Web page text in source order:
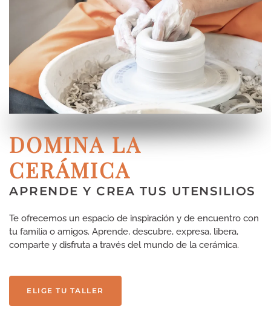
DOMINA LA
CERÁMICA
APRENDE Y CREA TUS UTENSILIOS
Te ofrecemos un espacio de inspiración y de encuentro con
tu familia o amigos. Aprende, descubre, expresa, libera,
comparte y disfruta a través del mundo de la cerámica.
ELIGE TU TALLER